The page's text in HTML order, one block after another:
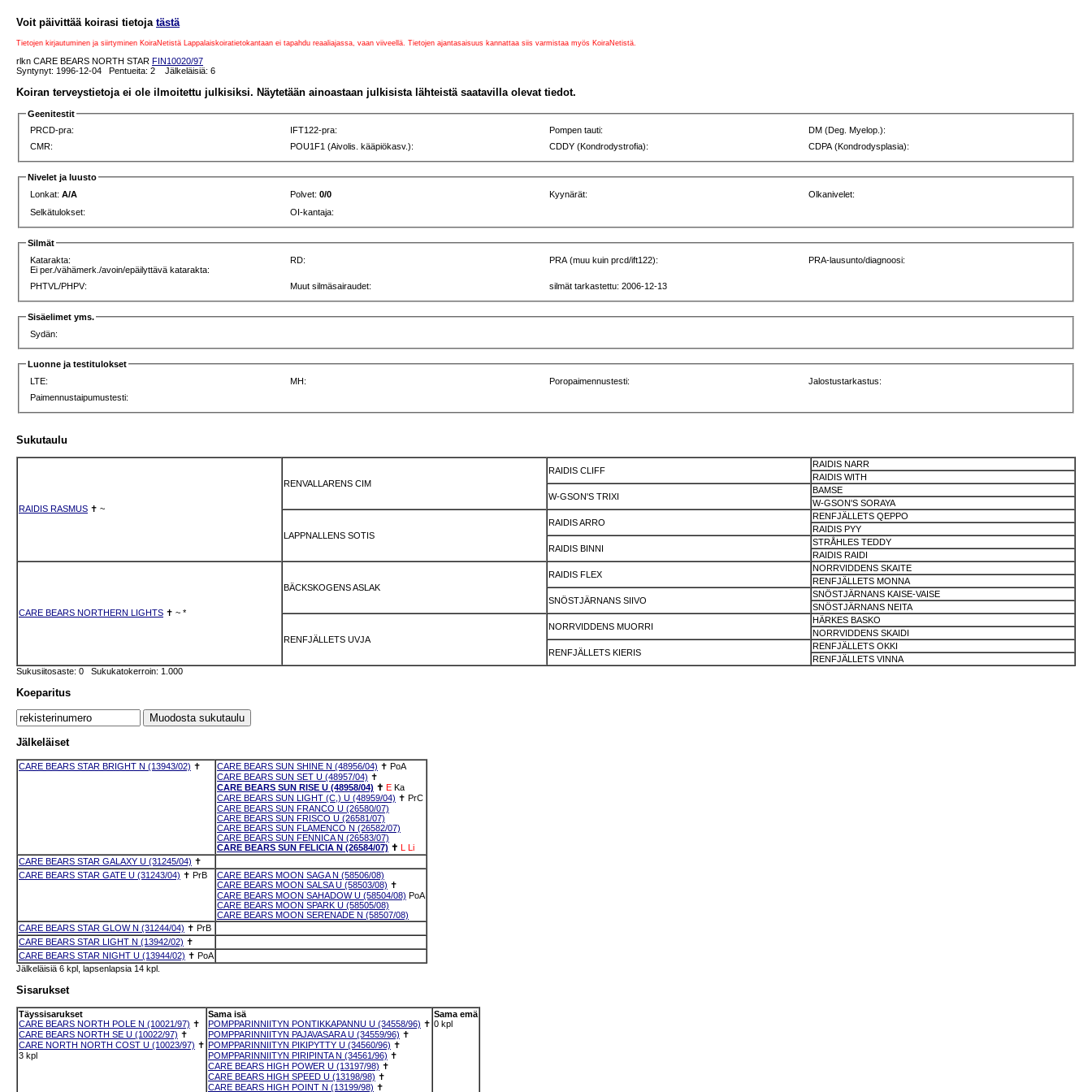
Voit päivittää koirasi tietoja tästä
Tietojen kirjautuminen ja siirtyminen KoiraNetistä Lappalaiskoiratietokantaan ei tapahdu reaaliajassa, vaan viiveellä. Tietojen ajantasaisuus kannattaa siis varmistaa myös KoiraNetistä.
rlkn CARE BEARS NORTH STAR FIN10020/97
Syntynyt: 1996-12-04 Pentueita: 2 Jälkeläisiä: 6
Koiran terveystietoja ei ole ilmoitettu julkisiksi. Näytetään ainoastaan julkisista lähteistä saatavilla olevat tiedot.
Geenitestit
PRCD-pra:
IFT122-pra: Pompen tauti:
DM (Deg. Myelop.):
CMR:
POU1F1 (Aivolis. kääpiökasv.): CDDY (Kondrodystrofia): CDPA (Kondrodysplasia):
Nivelet ja luusto
Lonkat:A/A Polvet:0/0 Kyynärät:
Olkanivelet:
Selkätulokset:
OI-kantaja:
Silmät
Katarakta:
Ei per./vähämerk./avoin/epäilyttävä katarakta:
RD: PRA (muu kuin prcd/ift122): PRA-lausunto/diagnoosi:
PHTVL/PHPV: Muut silmäsairaudet: silmät tarkastettu: 2006-12-13
Sisäelimet yms.
Sydän:
Luonne ja testitulokset
LTE:
MH: Poropaimennustesti:
Jalostustarkastus:
Paimennustaipumustesti:
Sukutaulu
RAIDIS RASMUS ✝ ~
RENVALLARENS CIM
RAIDIS CLIFF
RAIDIS NARR
RAIDIS WITH
W-GSON'S TRIXI
BAMSE
W-GSON'S SORAYA
LAPPNALLENS SOTIS
RAIDIS ARRO
RENFJÄLLETS QEPPO
RAIDIS PYY
RAIDIS BINNI
STRÅHLES TEDDY
RAIDIS RAIDI
CARE BEARS NORTHERN LIGHTS ✝ ~ *
BÄCKSKOGENS ASLAK
RAIDIS FLEX
NORRVIDDENS SKAITE
RENFJÄLLETS MONNA
SNÖSTJÄRNANS SIIVO
SNÖSTJÄRNANS KAISE-VAISE
SNÖSTJÄRNANS NEITA
RENFJÄLLETS UVJA
NORRVIDDENS MUORRI
HÄRKES BASKO
NORRVIDDENS SKAIDI
RENFJÄLLETS KIERIS
RENFJÄLLETS OKKI
RENFJÄLLETS VINNA
Sukusiitosaste: 0 Sukukatokerroin: 1.000
Koeparitus
Jälkeläiset
CARE BEARS STAR BRIGHT N (13943/02) ✝ CARE BEARS SUN SHINE N (48956/04) ✝ PoA
CARE BEARS SUN SET U (48957/04) ✝
CARE BEARS SUN RISE U (48958/04) ✝ E Ka
CARE BEARS SUN LIGHT (C,) U (48959/04) ✝ PrC
CARE BEARS SUN FRANCO U (26580/07)
CARE BEARS SUN FRISCO U (26581/07)
CARE BEARS SUN FLAMENCO N (26582/07)
CARE BEARS SUN FENNICA N (26583/07)
CARE BEARS SUN FELICIA N (26584/07) ✝
Li
CARE BEARS STAR GALAXY U (31245/04) ✝
CARE BEARS STAR GATE U (31243/04) ✝ PrB
CARE BEARS MOON SAGA N (58506/08)
CARE BEARS MOON SALSA U (58503/08) ✝
CARE BEARS MOON SAHADOW U (58504/08) PoA
CARE BEARS MOON SPARK U (58505/08)
CARE BEARS MOON SERENADE N (58507/08)
CARE BEARS STAR GLOW N (31244/04) ✝ PrB
CARE BEARS STAR LIGHT N (13942/02) ✝
CARE BEARS STAR NIGHT U (13944/02) ✝ PoA
Jälkeläisiä 6 kpl, lapsenlapsia 14 kpl.
Sisarukset
Täyssisarukset
CARE BEARS NORTH POLE N (10021/97) ✝
CARE BEARS NORTH SE U (10022/97) ✝
CARE NORTH NORTH COST U (10023/97) ✝
3 kpl
Sama isä
POMPPARINNIITYN PONTIKKAPANNU U (34558/96) ✝
POMPPARINNIITYN PAJAVASARA U (34559/96) ✝
POMPPARINNIITYN PIKIPYTTY U (34560/96) ✝
POMPPARINNIITYN PIRIPINTA N (34561/96) ✝
CARE BEARS HIGH POWER U (13197/98) ✝
CARE BEARS HIGH SPEED U (13198/98) ✝
CARE BEARS HIGH POINT N (13199/98) ✝
Sama emä
0 kpl